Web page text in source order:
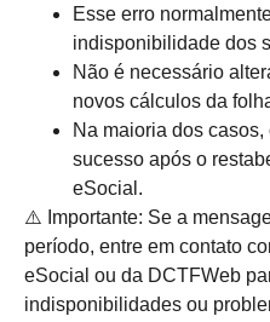
Esse erro
indisponibilidade dos
Não é necessário
novos cálculos da
Na maioria dos
sucesso após o
eSocial.
⚠️ Importante: Se a
período, entre em contato
eSocial ou da DCTFWeb
indisponibilidades ou